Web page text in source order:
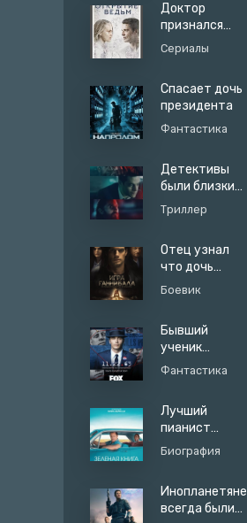
Доктор
признался
студентам
что он вампир
ведьма
Сериалы
Спасает дочь
президента
Фантастика
Детективы
были близки
но
доказательств
Триллер
Отец узнал
что дочь
общается
соц сетях
Боевик
Бывший
ученик
заступился за
Фантастика
Лучший
пианист
страны
показал как
простом баре
Биография
Инопланетяне
всегда были